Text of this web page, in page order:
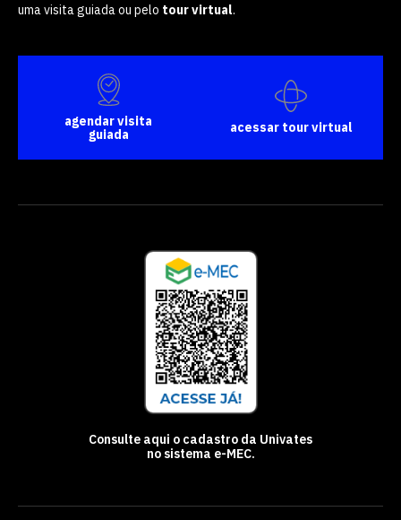
uma visita guiada ou pelo tour virtual.
agendar visita
guiada
acessar tour virtual
Consulte aqui o cadastro da Univates
no sistema e-MEC.